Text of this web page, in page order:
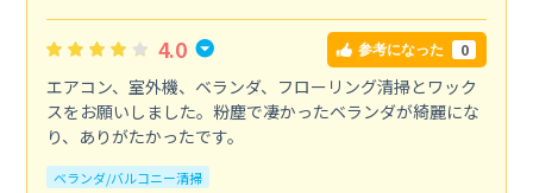
4.0 参考になった 0
エアコン、室外機、ベランダ、フローリング清掃とワック
スをお願いしました。粉塵で凄かったベランダが綺麗にな
り、ありがたかったです。
ベランダ/バルコニー清掃